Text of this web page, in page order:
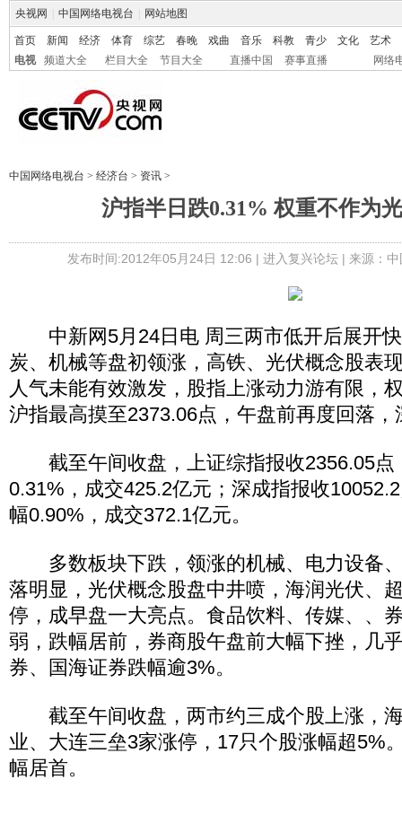
央视网 中国网络电视台 网站地图
首页 新闻 经济 体育 综艺 春晚 戏曲 音乐 科教 青少 文化
艺术
电视
频道大全 栏目大全 节目大全 直播中国 赛事直播 网络
中国网络电视台 > 经济台 > 资讯 >
沪指半日跌0.31% 权重不作为
发布时间:2012年05月24日 12:06 | 进入复兴论坛| 来源：
中新网5月24日电 周三两市低开后展开快
炭、机械等盘初领涨，高铁、光伏概念股表
人气未能有效激发，股指上涨动力游有限，
沪指最高摸至2373.06点，午盘前再度回落
截至午间收盘，上证综指报收2356.05点
0.31%，成交425.2亿元；深成指报收
幅0.90%，成交372.1亿元。
多数板块下跌，领涨的机械、电力设备
落明显，光伏概念股盘中井喷，海润光伏、
停，成早盘一大亮点。食品饮料、传媒、、
弱，跌幅居前，券商股午盘前大幅下挫，几
券、国海证券跌幅逾3%。
截至午间收盘，两市约三成个股上涨，
业、大连三垒3家涨停，17只个股涨幅超5%
幅居首。